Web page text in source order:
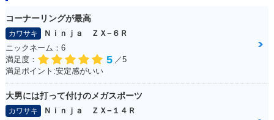
コーナーリングが最高
カワサキ
Ｎｉｎｊａ ＺＸ−６Ｒ
ニックネーム：6
満足度：
5 ／5
満足ポイント:安定感がいい
大男には打って付けのメガスポーツ
カワサキ
Ｎｉｎｊａ ＺＸ−１４Ｒ